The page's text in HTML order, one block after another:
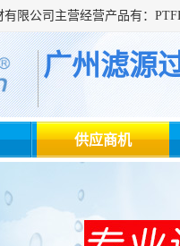
广州滤源
供应商机